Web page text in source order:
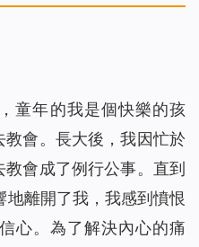
童年的我是個快樂的孩
會。長大後，我因忙於
會成了例行公事。直到
地離開了我，我感到憤恨
心。為了解決內心的痛